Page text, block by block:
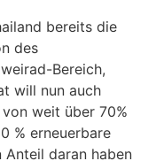
bereits die
des
Bereich,
will nun auch
weit über 70%
% erneuerbare
Anteil daran haben